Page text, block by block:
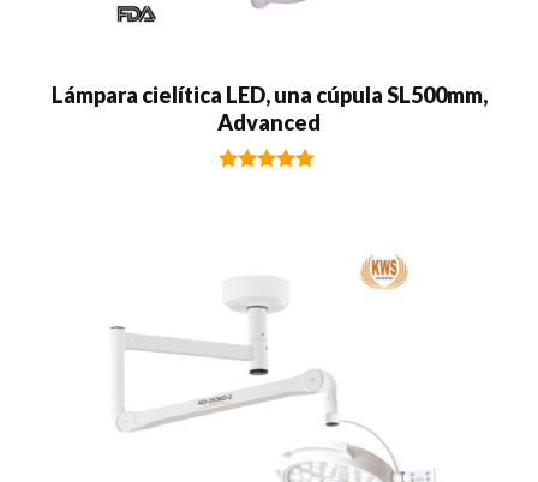
Lámpara cielítica LED, una cúpula SL500mm,
Advanced